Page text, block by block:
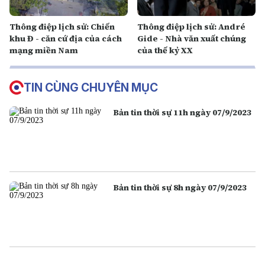
Thông điệp lịch sử: Chiến
khu Đ - căn cứ địa của cách
mạng miền Nam
Thông điệp lịch sử: André
Gide - Nhà văn xuất chúng
của thế kỷ XX
TIN CÙNG CHUYÊN MỤC
Bản tin thời sự 11h ngày 07/9/2023
Bản tin thời sự 8h ngày 07/9/2023